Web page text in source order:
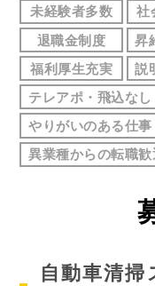
未経験者多数 社
退職金制度
昇
福利厚生充実
説
テレアポ・飛込なし
やりがいのある仕事
異業種からの転職歓
自動車清